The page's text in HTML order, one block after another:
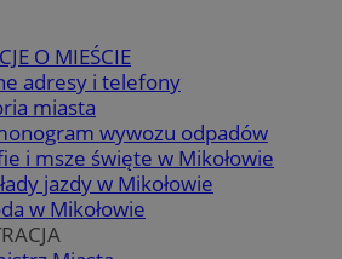
O MIEŚCIE
adresy i telefony
miasta
wywozu odpadów
i msze święte w Mikołowie
jazdy w Mikołowie
w Mikołowie